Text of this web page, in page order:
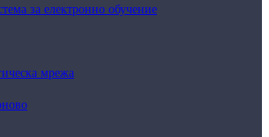
за електронно обучение
мрежа